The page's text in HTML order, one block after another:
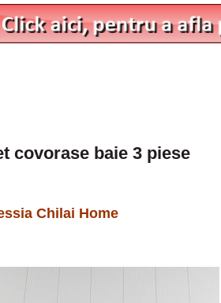
covorase baie 3 piese
Chilai Home